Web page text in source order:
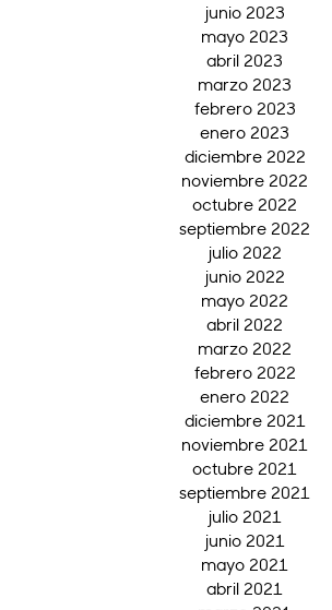
junio 2023
mayo 2023
abril 2023
marzo 2023
febrero 2023
enero 2023
diciembre 2022
noviembre 2022
octubre 2022
septiembre 2022
julio 2022
junio 2022
mayo 2022
abril 2022
marzo 2022
febrero 2022
enero 2022
diciembre 2021
noviembre 2021
octubre 2021
septiembre 2021
julio 2021
junio 2021
mayo 2021
abril 2021